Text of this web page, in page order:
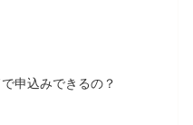
申込みできるの？